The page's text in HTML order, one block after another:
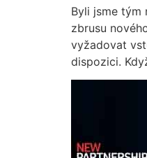
Byli jsme tým
zbrusu
vyžadovat
dispozici.